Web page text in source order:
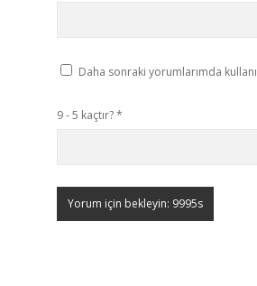
Daha sonraki yorumlarımda
9 - 5 kaçtır?*